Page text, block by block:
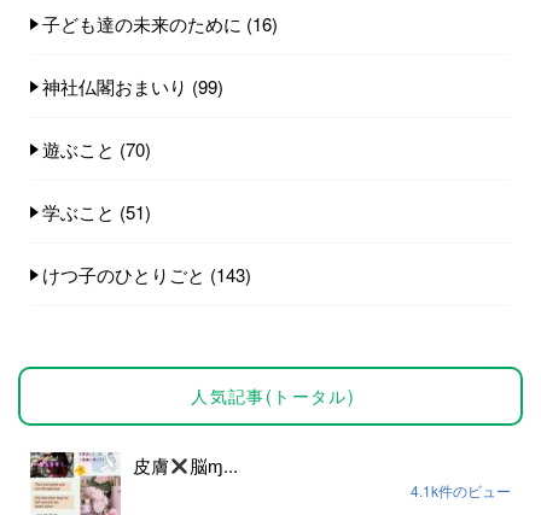
子ども達の未来のために (16)
神社仏閣おまいり (99)
遊ぶこと (70)
学ぶこと (51)
けつ子のひとりごと (143)
人気記事(トータル)
皮膚 脳ɱ...
4.1k件のビュー